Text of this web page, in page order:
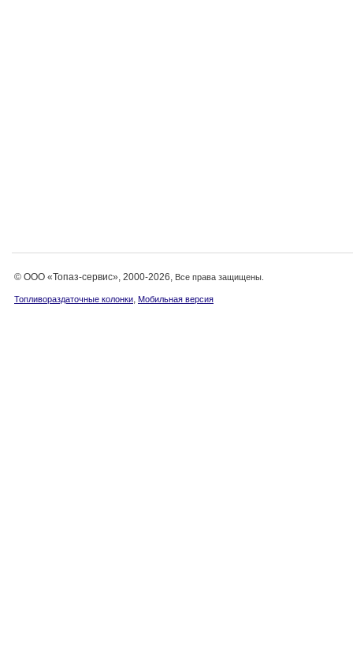
© ООО «Топаз-сервис», 2000-2026, Все права защищены.
Топливораздаточные колонки, Мобильная версия